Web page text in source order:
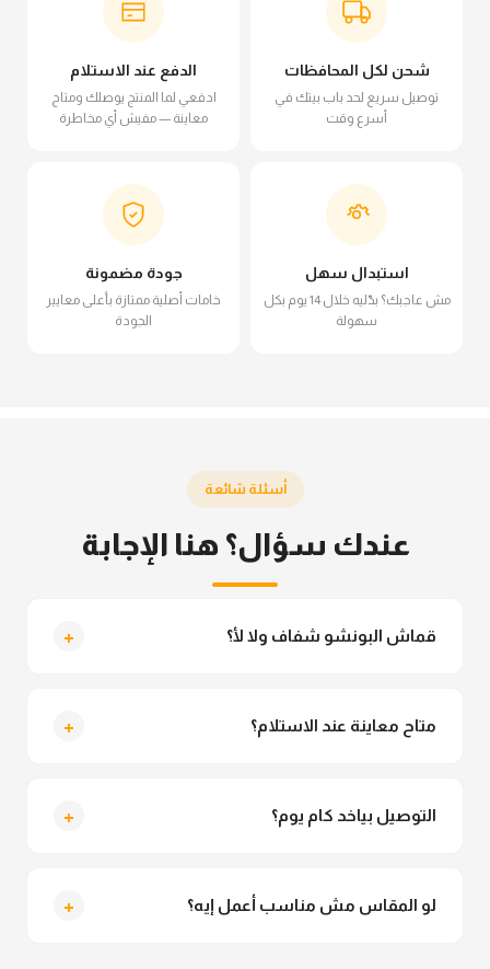
شحن لكل المحافظات
توصيل سريع لحد باب بيتك في
أسرع وقت
الدفع عند الاستلام
ادفعي لما المنتج يوصلك ومتاح
معاينة — مفيش أي مخاطرة
استبدال سهل
مش عاجبك؟ بدّليه خلال 14 يوم بكل
سهولة
جودة مضمونة
خامات أصلية ممتازة بأعلى معايير
الجودة
أسئلة شائعة
عندك سؤال؟ هنا الإجابة
قماش البونشو شفاف ولا لأ؟ +
متاح معاينة عند الاستلام؟ +
التوصيل بياخد كام يوم؟ +
لو المقاس مش مناسب أعمل إيه؟ +